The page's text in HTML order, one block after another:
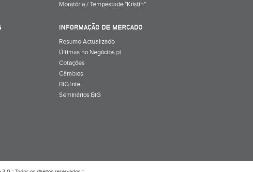
Moratória / Tempestade "Kristin"
INFORMAÇÃO DE MERCADO
Resumo Actualizado
Últimas no Negócios.pt
Cotações
Câmbios
BiG Intel
Seminários BiG